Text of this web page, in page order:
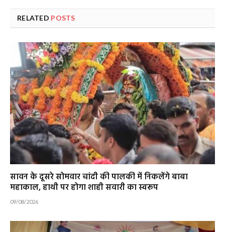
RELATED POSTS
सावन के दूसरे सोमवार चांदी की पालकी में निकलेंगे बाबा
महाकाल, हाथी पर होगा शाही सवारी का स्वरूप
09/08/2026